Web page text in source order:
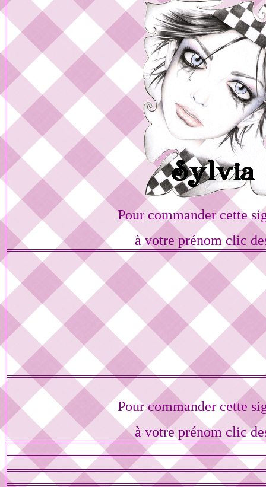
Pour commander cette
à votre prénom clic
Pour commander cette
à votre prénom clic